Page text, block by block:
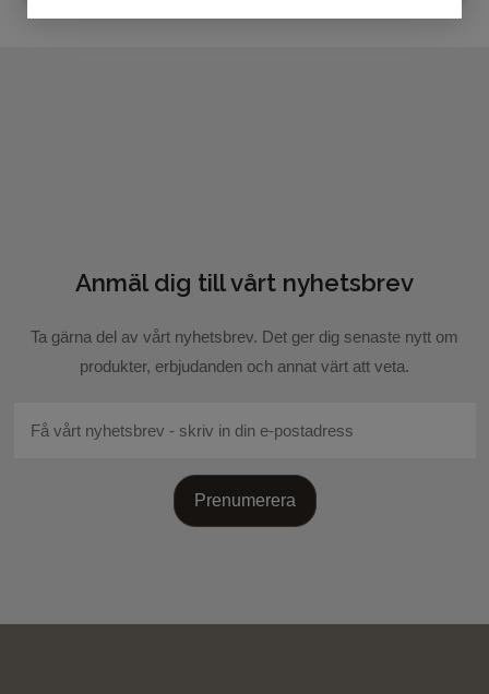
Skicka recension
Anmäl dig till vårt nyhetsbrev
Ta gärna del av vårt nyhetsbrev. Det ger dig senaste nytt om
produkter, erbjudanden och annat värt att veta.
Prenumerera